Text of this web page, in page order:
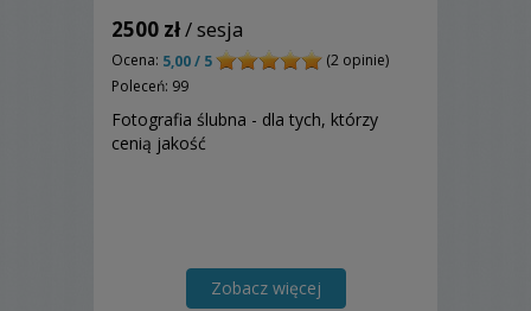
2500 zł/ sesja
Ocena: 5,00 / 5
(2 opinie)
Poleceń: 99
Fotografia ślubna - dla tych, którzy
cenią jakość
Zobacz więcej